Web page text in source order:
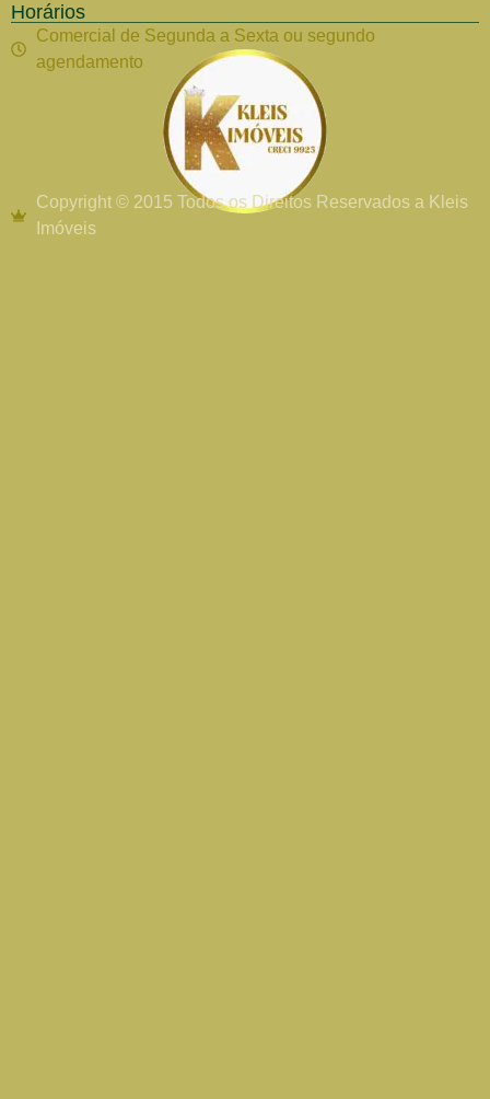
Horários
Comercial de Segunda a Sexta ou segundo
agendamento
Copyright © 2015 Todos os Direitos Reservados a Kleis
Imóveis